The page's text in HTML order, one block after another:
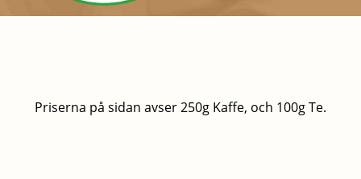
Priserna på sidan avser 250g Kaffe, och 100g Te.